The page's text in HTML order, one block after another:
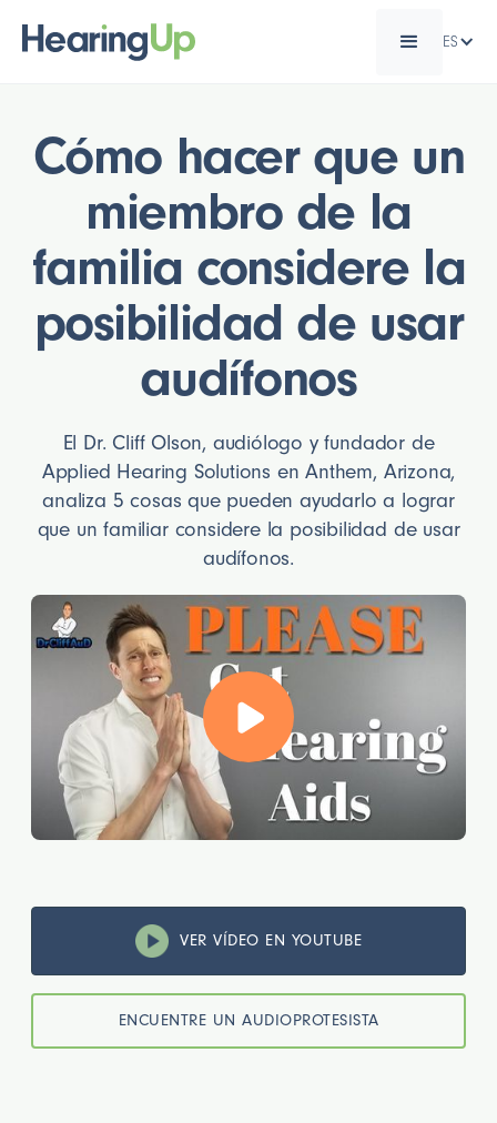
ES
Cómo hacer que un
miembro de la
familia considere la
posibilidad de usar
audífonos
El Dr. Cliff Olson, audiólogo y fundador de
Applied Hearing Solutions en Anthem, Arizona,
analiza 5 cosas que pueden ayudarlo a lograr
que un familiar considere la posibilidad de usar
audífonos.
VER VÍDEO EN YOUTUBE
ENCUENTRE UN AUDIOPROTESISTA